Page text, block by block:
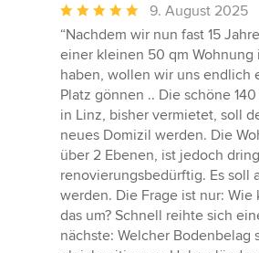
Durchschnittliche
Bewertung:
5
von
5
Sternen
9. August 2025
“Nachdem wir nun fast 15
einer kleinen 50 qm Wohnung
haben, wollen wir uns endlich
Platz gönnen .. Die schöne
in Linz, bisher vermietet, soll
neues Domizil werden. Die
über 2 Ebenen, ist jedoch
renovierungsbedürftig. Es soll
werden. Die Frage ist nur:
das um? Schnell reihte sich
nächste: Welcher Bodenbelag